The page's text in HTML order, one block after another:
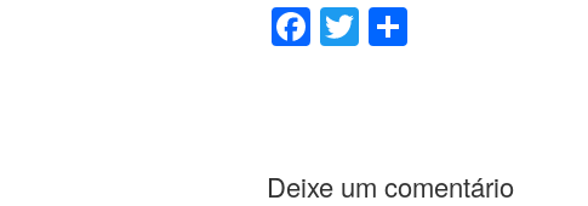
F
b
T
Deixe um comentário